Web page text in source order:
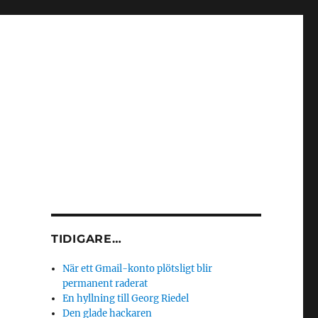
TIDIGARE…
När ett Gmail-konto plötsligt blir
permanent raderat
En hyllning till Georg Riedel
Den glade hackaren